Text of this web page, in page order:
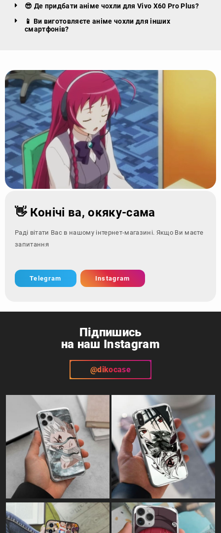
😎 Де придбати аніме чохли для Vivo X60 Pro Plus?
📱 Ви виготовляєте аніме чохли для інших
смартфонів?
👋 Конічі ва, окяку-сама
Раді вітати Вас в нашому інтернет-магазині. Якщо Ви маєте
запитання - зверніться
Telegram Instagram
Підпишись
на наш Instagram
@dikocase